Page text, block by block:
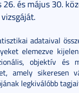
26. és május 30.
adataival
elemezve
objektív és
amely sikeresen
legkiválóbb